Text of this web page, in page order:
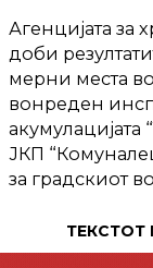
Агенцијата за
доби
мерни места
вонреден
акумулацијата
ЈКП
за градскиот